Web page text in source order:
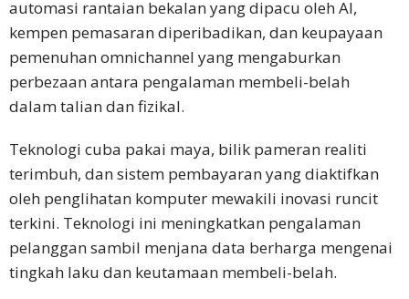
automasi rantaian bekalan yang dipacu oleh AI,
kempen pemasaran diperibadikan, dan keupayaan
pemenuhan omnichannel yang mengaburkan
perbezaan antara pengalaman membeli-belah
dalam talian dan fizikal.
Teknologi cuba pakai maya, bilik pameran realiti
terimbuh, dan sistem pembayaran yang diaktifkan
oleh penglihatan komputer mewakili inovasi runcit
terkini. Teknologi ini meningkatkan pengalaman
pelanggan sambil menjana data berharga mengenai
tingkah laku dan keutamaan membeli-belah.